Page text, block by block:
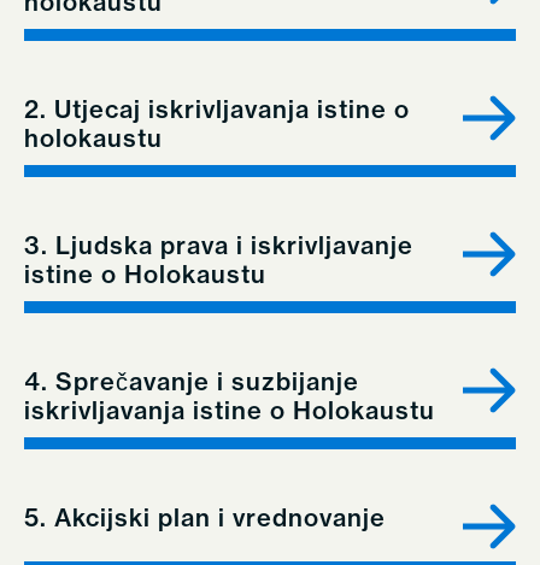
2. Utjecaj iskrivljavanja istine o
holokaustu
3. Ljudska prava i iskrivljavanje
istine o Holokaustu
4. Sprečavanje i suzbijanje
iskrivljavanja istine o Holokaustu
5. Akcijski plan i vrednovanje